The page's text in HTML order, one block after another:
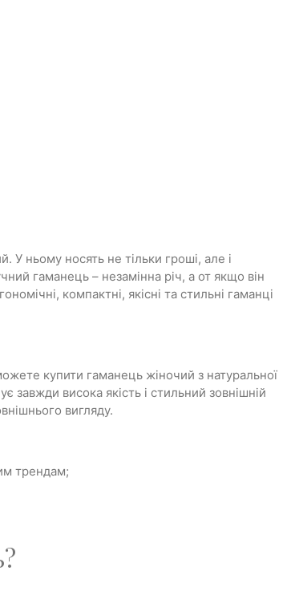
ньому носять не тільки гроші, але і
гаманець – незамінна річ, а от якщо він
компактні, якісні та стильні гаманці
купити гаманець жіночий з натуральної
завжди висока якість і стильний зовнішній
вигляду.
трендам;